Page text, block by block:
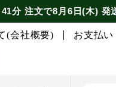
41分 注文で8月6日(木) 発
(会社概要) お支払い